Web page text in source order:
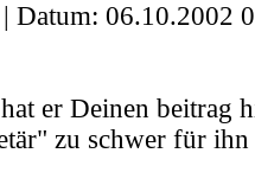
Datum: 06.10.2002
er Deinen beitrag
zu schwer für